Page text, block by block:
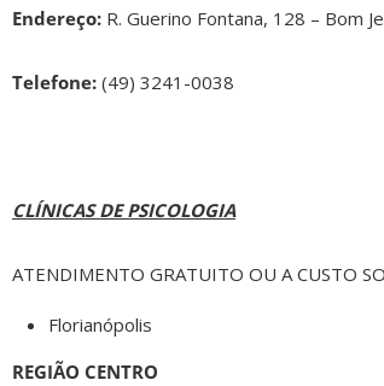
Endereço: R. Guerino Fontana, 128 – Bom
Telefone: (49) 3241-0038
CLÍNICAS DE PSICOLOGIA
ATENDIMENTO GRATUITO OU A CUSTO
Florianópolis
REGIÃO CENTRO